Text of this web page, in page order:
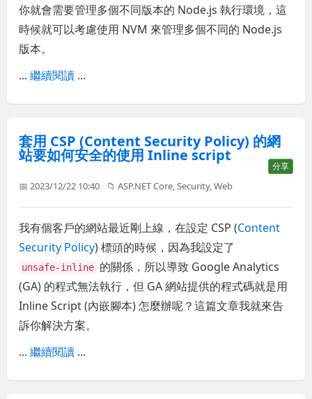
你就會需要管理多個不同版本的 Node.js 執行環境，這
時候就可以考慮使用 NVM 來管理多個不同的 Node.js
版本。
...繼續閱讀 ...
套用 CSP (Content Security Policy) 的網
站要如何安全的使用 Inline script
分享
📅 2023/12/22 10:40 📁ASP.NET Core ,Security,Web
我有個客戶的網站最近剛上線，在設定 CSP (Content
Security Policy) 標頭的時候，因為我設定了
unsafe-inline 的關係，所以導致 Google Analytics
(GA) 的程式無法執行，但 GA 網站提供的程式碼就是用
Inline Script (內嵌腳本) 怎麼辦呢？這篇文章我就來告
訴你解決方案。
...繼續閱讀 ...